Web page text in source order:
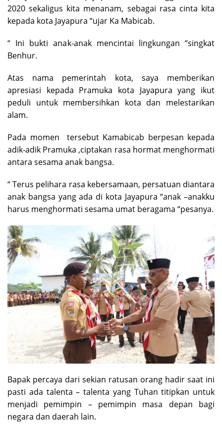
2020 sekaligus kita menanam, sebagai rasa cinta kita
kepada kota Jayapura “ujar Ka Mabicab.
“ Ini bukti anak-anak mencintai lingkungan “singkat
Benhur.
Atas nama pemerintah kota, saya memberikan
apresiasi kepada Pramuka kota Jayapura yang ikut
peduli untuk membersihkan kota dan melestarikan
alam.
Pada momen tersebut Kamabicab berpesan kepada
adik-adik Pramuka ,ciptakan rasa hormat menghormati
antara sesama anak bangsa.
“ Terus pelihara rasa kebersamaan, persatuan diantara
anak bangsa yang ada di kota Jayapura “anak –anakku
harus menghormati sesama umat beragama “pesanya.
Bapak percaya dari sekian ratusan orang hadir saat ini
pasti ada talenta – talenta yang Tuhan titipkan untuk
menjadi pemimpin – pemimpin masa depan bagi
negara dan daerah lain.